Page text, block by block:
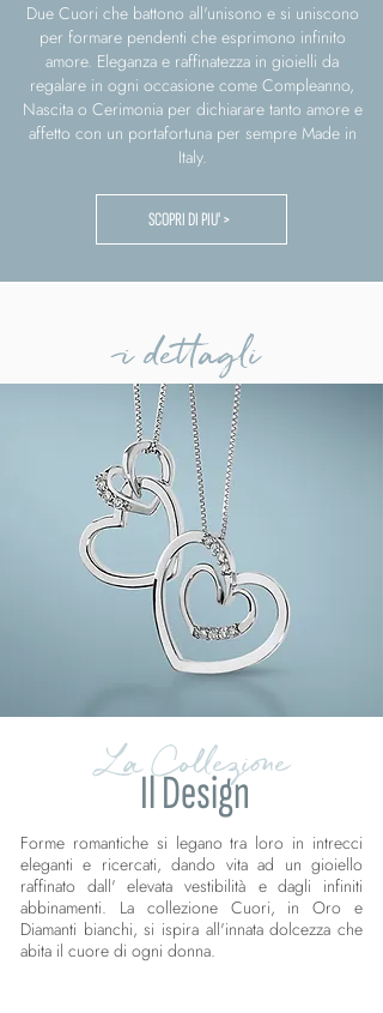
Due Cuori che battono all'unisono e si uniscono
per formare pendenti che esprimono infinito
amore. Eleganza e raffinatezza in gioielli da
regalare in ogni occasione come Compleanno,
Nascita o Cerimonia per dichiarare tanto amore e
affetto con un portafortuna per sempre Made in
Italy.
SCOPRI DI PIU' >
i dettagli
La Collezione
Il Design
Forme romantiche si legano tra loro in intrecci
eleganti e ricercati, dando vita ad un gioiello
raffinato dall' elevata vestibilità e dagli infiniti
abbinamenti. La collezione Cuori, in Oro e
Diamanti bianchi, si ispira all'innata dolcezza che
abita il cuore di ogni donna.